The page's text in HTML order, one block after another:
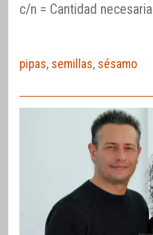
c/n = Cantidad necesaria
pipas, semillas, sésamo